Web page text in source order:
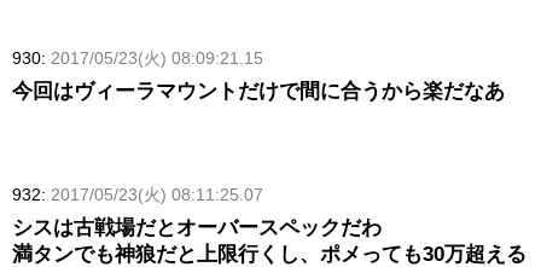
930: 2017/05/23(火) 08:09:21.15
今回はヴィーラマウントだけで間に合うから楽だなあ
932: 2017/05/23(火) 08:11:25.07
シスは古戦場だとオーバースペックだわ
満タンでも神狼だと上限行くし、ポメっても30万超える